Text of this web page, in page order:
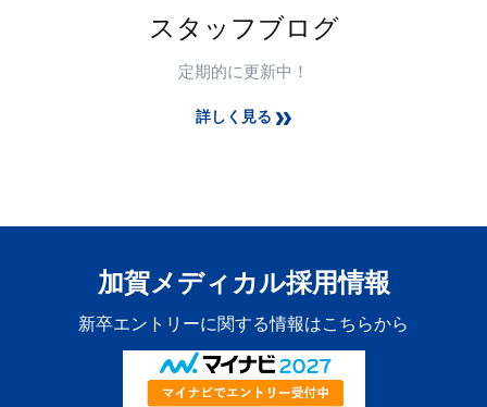
スタッフブログ
定期的に更新中！
詳しく見る
加賀メディカル採用情報
新卒エントリーに関する情報はこちらから